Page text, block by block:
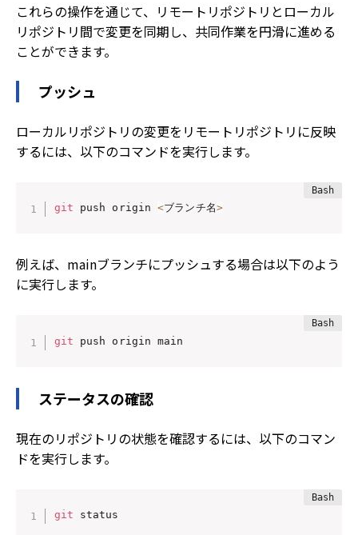
これらの操作を通じて、リモートリポジトリとローカル
リポジトリ間で変更を同期し、共同作業を円滑に進める
ことができます。
プッシュ
ローカルリポジトリの変更をリモートリポジトリに反映
するには、以下のコマンドを実行します。
git push origin <ブランチ名>
例えば、mainブランチにプッシュする場合は以下のよう
に実行します。
git push origin main
ステータスの確認
現在のリポジトリの状態を確認するには、以下のコマン
ドを実行します。
git status